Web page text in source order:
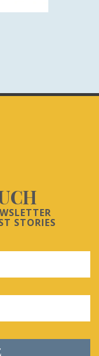
STORIES